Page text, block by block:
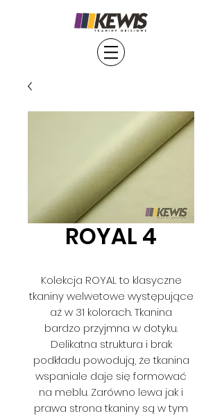
ROYAL 4
Kolekcja ROYAL to klasyczne
tkaniny welwetowe występujące
aż w 31 kolorach. Tkanina
bardzo przyjmna w dotyku.
Delikatna struktura i brak
podkładu powodują, że tkanina
wspaniale daje się formować
na meblu. Zarówno lewa jak i
prawa strona tkaniny są w tym